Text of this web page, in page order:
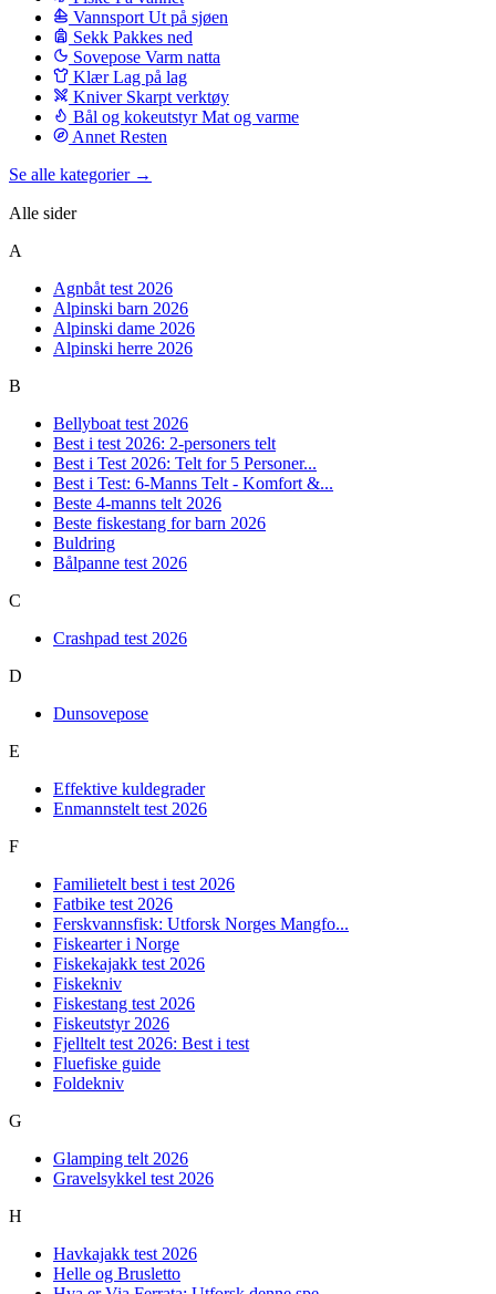
Vannsport Ut på sjøen
Sekk Pakkes ned
Sovepose Varm natta
Klær Lag på lag
Kniver Skarpt verktøy
Bål og kokeutstyr Mat og varme
Annet Resten
Se alle kategorier →
Alle sider
A
Agnbåt test 2026
Alpinski barn 2026
Alpinski dame 2026
Alpinski herre 2026
B
Bellyboat test 2026
Best i test 2026: 2-personers telt
Best i Test 2026: Telt for 5 Personer...
Best i Test: 6-Manns Telt - Komfort &...
Beste 4-manns telt 2026
Beste fiskestang for barn 2026
Buldring
Bålpanne test 2026
C
Crashpad test 2026
D
Dunsovepose
E
Effektive kuldegrader
Enmannstelt test 2026
F
Familietelt best i test 2026
Fatbike test 2026
Ferskvannsfisk: Utforsk Norges Mangfo...
Fiskearter i Norge
Fiskekajakk test 2026
Fiskekniv
Fiskestang test 2026
Fiskeutstyr 2026
Fjelltelt test 2026: Best i test
Fluefiske guide
Foldekniv
G
Glamping telt 2026
Gravelsykkel test 2026
H
Havkajakk test 2026
Helle og Brusletto